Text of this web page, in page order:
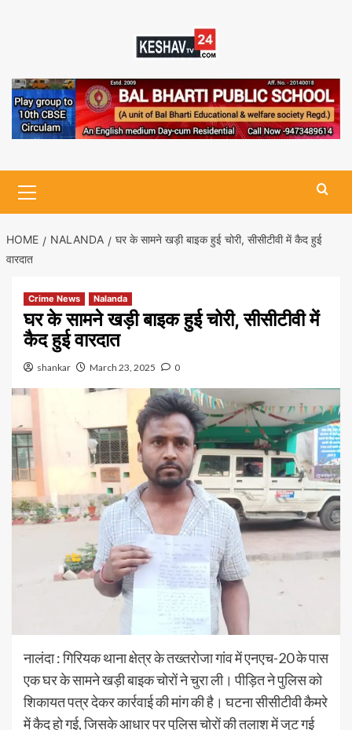
Menu
HOME NALANDA
घर के सामने खड़ी बाइक हुई चोरी, सीसीटीवी में कैद हुई
वारदात
Crime News Nalanda
घर के सामने खड़ी बाइक हुई चोरी, सीसीटीवी में
कैद हुई वारदात
shankar March 23, 2025 0
नालंदा : गिरियक थाना क्षेत्र के तख्तरोजा गांव में एनएच-20 के पास
एक घर के सामने खड़ी बाइक चोरों ने चुरा ली। पीड़ित ने पुलिस को
शिकायत पत्र देकर कार्रवाई की मांग की है। घटना सीसीटीवी कैमरे
में कैद हो गई, जिसके आधार पर पुलिस चोरों की तलाश में जुट गई